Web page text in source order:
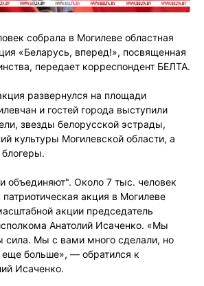
собрала в Могилеве областная
«Беларусь, вперед!», посвященная
передает корреспондент БЕЛТА.
развернулся на площади
и гостей города выступили
звезды белорусской эстрады,
культуры Могилевской области, а
акции председатель
Анатолий Исаченко. «Мы
Мы с вами много сделали, но
еще больше», — обратился к
Исаченко.